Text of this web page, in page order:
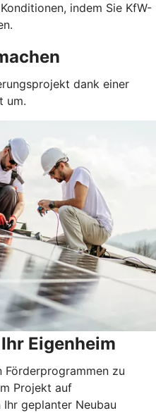
indem Sie KfW-
dank einer
um.
Eigenheim
zu
Projekt auf
geplanter Neubau